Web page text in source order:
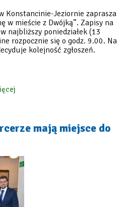
Konstancinie-Jeziornie zaprasza
w mieście z Dwójką”. Zapisy na
najbliższy poniedziałek (13
rozpocznie się o godz. 9.00. Na
kolejność zgłoszeń.
mają miejsce do